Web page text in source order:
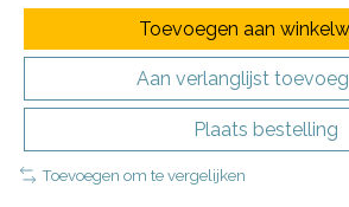
Toevoegen aan
Aan verlanglijst
Plaats bestelling
Toevoegen om te vergelijken